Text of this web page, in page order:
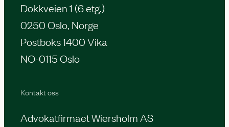
Kontakt oss
Advokatfirmaet Wiersholm AS
Dokkveien 1 (6 etg.)
0250 Oslo, Norge
Postboks 1400 Vika
NO-0115 Oslo